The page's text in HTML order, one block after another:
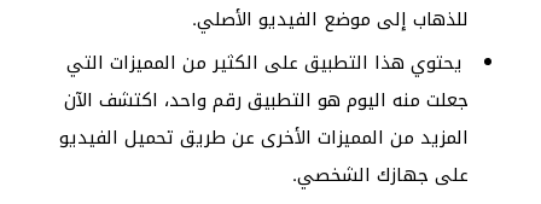
للذهاب إلى موضع الفيديو الأصلي.
يحتوي هذا التطبيق على الكثير من المميزات التي
جعلت منه اليوم هو التطبيق رقم واحد، اكتشف الآن
المزيد من المميزات الأخرى عن طريق تحميل الفيديو
على جهازك الشخصي.